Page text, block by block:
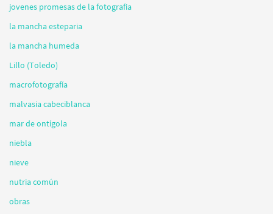
jovenes promesas de la fotografia
la mancha esteparia
la mancha humeda
Lillo (Toledo)
macrofotografía
malvasia cabeciblanca
mar de ontígola
niebla
nieve
nutria común
obras